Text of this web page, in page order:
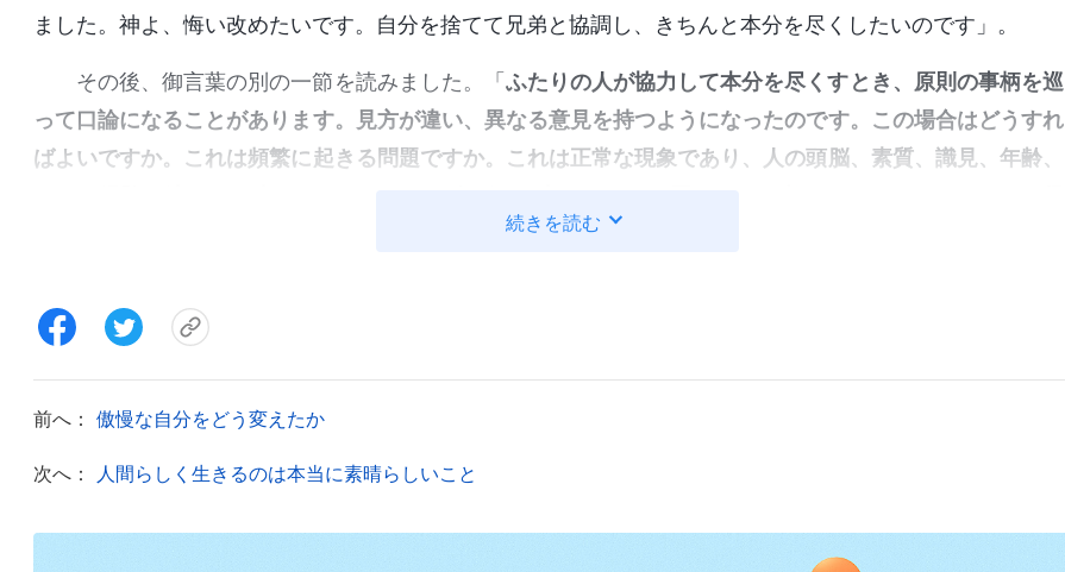
ました。神よ、悔い改めたいです。自分を捨てて兄弟と協調し、きちんと本分を尽くしたいのです」。
その後、御言葉の別の一節を読みました。「 ふたりの人が協力して本分を尽くすとき、原則の事柄を巡
って口論になることがあります。見方が違い、異なる意見を持つようになったのです。この場合はどうすれ
ばよいですか。これは頻繁に起きる問題ですか。これは正常な現象であり、人の頭脳、素質、識見、年齢、
ず、ゆえにふたりの人の意見や見方が異なるのはごく当たり前の現象であって、極めて頻繁に起こります。
意見の統一を図るにはどうすればよいかを問うことです。意見を統一させることの目標は何ですか。それ
は、この方面の真理の原則を探し求め、自分や他人の意図に沿って行動せず、一緒になって神の意図を求め
ることです。これが円満な協力を成し遂げる道なのです。神の意図と神が求める原則を探求して初めて、結
束することができるようになります
れを読んでわかりました。協力する中で合意に達するには片方のアイデアに従うのでなく、真理の原則を懸
験、知識、そして技能があるのだから、働く中で見方が違うのは当然のこと。私は自分を捨てて一緒に原則
続きを読む
前へ： 傲慢な自分をどう変えたか
次へ： 人間らしく生きるのは本当に素晴らしいこと